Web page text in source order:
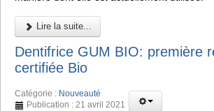
Lire la suite...
Dentifrice GUM BIO: première
certifiée Bio
Catégorie : Nouveauté
Publication : 21 avril 2021